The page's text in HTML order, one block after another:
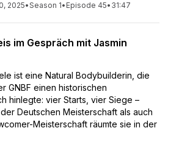
2025•Season 1• Episode 45• 31:47
im Gespräch mit Jasmin
ist eine Natural Bodybuilderin, die
GNBF einen historischen
hinlegte: vier Starts, vier Siege –
Deutschen Meisterschaft als auch
Meisterschaft räumte sie in der